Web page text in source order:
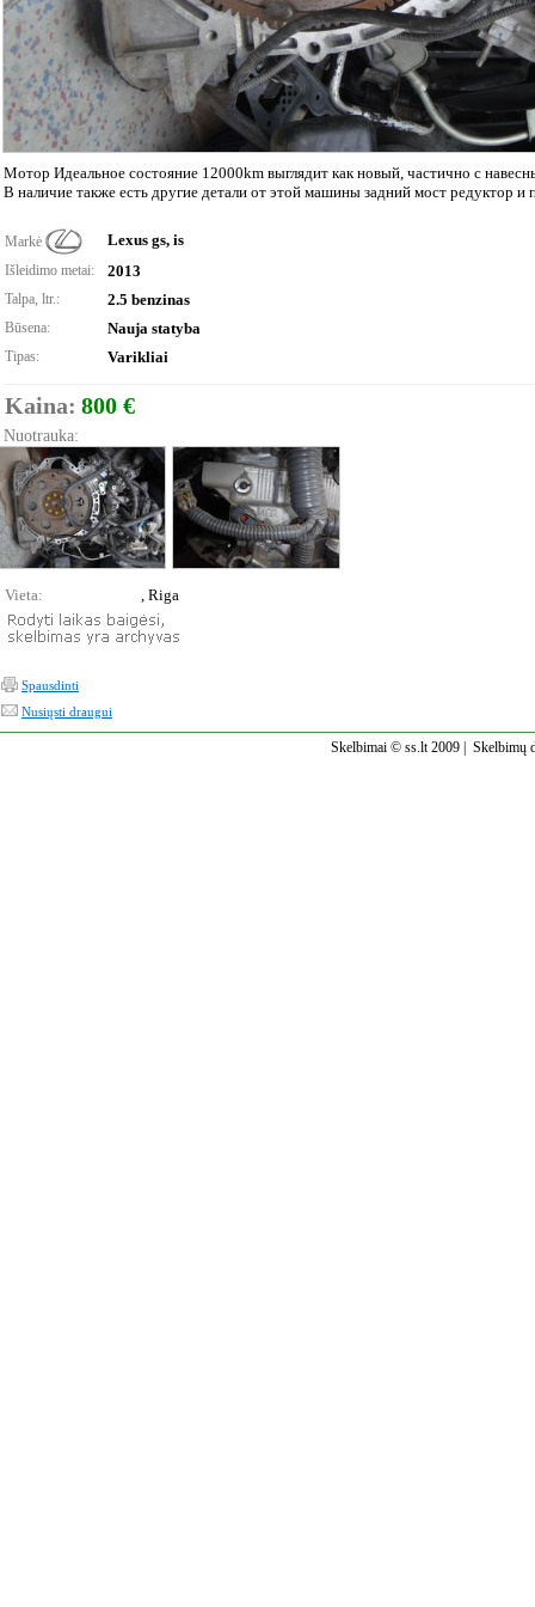
Мотор Идеальное состояние 12000km выглядит как новый, частично с
В наличие также есть другие детали от этой машины задний мост редуктор и
Markė Lexus gs, is
Išleidimo metai: 2013
Talpa, ltr.: 2.5 benzinas
Būsena: Nauja statyba
Tipas: Varikliai
Kaina: 800 €
Nuotrauka:
Vieta: , Riga
Spausdinti
Nusiųsti draugui
Skelbimai © ss.lt 2009 | Skelbimų